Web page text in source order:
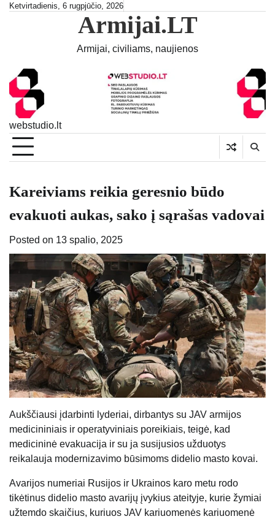
SkipKetvirtadienis, 6 rugpjūčio, 2026
Armijai.LT
Armijai, civiliams, naujienos
webstudio.lt
Kareiviams reikia geresnio būdo
evakuoti aukas, sako į sąrašas vadovai
Posted on 13 spalio, 2025
Aukščiausi įdarbinti lyderiai, dirbantys su JAV armijos
medicininiais ir operatyviniais poreikiais, teigė, kad
medicininė evakuacija ir su ja susijusios užduotys
reikalauja modernizavimo būsimoms didelio masto kovai.
Avarijos numeriai Rusijos ir Ukrainos karo metu rodo
tikėtinus didelio masto avarijų įvykius ateityje, kurie žymiai
užtemdo skaičius, kuriuos JAV kariuomenės kariuomenė